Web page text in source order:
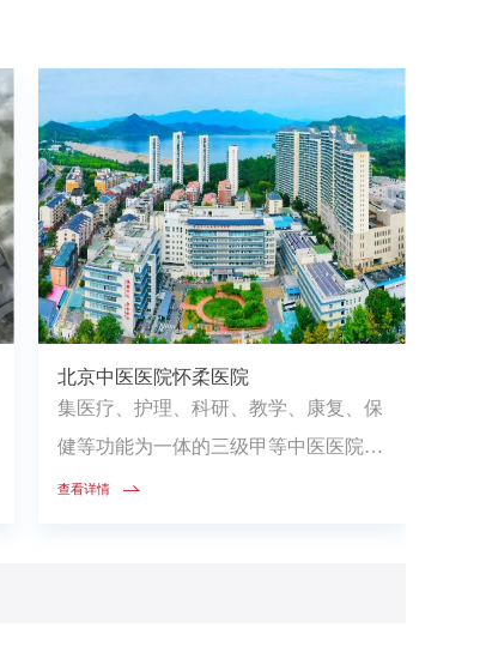
北京中医医院怀柔医院
集医疗、护理、科研、教学、康复、保
健等功能为一体的三级甲等中医医院，
由北京中医医院所托管，设有临床科...
查看详情